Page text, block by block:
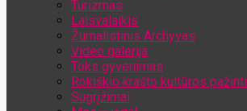
Turizmas
Laisvalaikis
Žurnalistinis Archyvas
Video galerija
Toks gyvenimas
Rokiškio krašto kultūros
Sugrįžimai